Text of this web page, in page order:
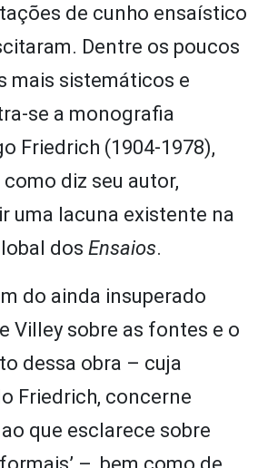
de cunho ensaístico
Dentre os poucos
mais sistemáticos e
se a monografia
Friedrich (1904-1978),
como diz seu autor,
uma lacuna existente na
dos Ensaios.
do ainda insuperado
Villey sobre as fontes e o
dessa obra – cuja
Friedrich, concerne
que esclarece sobre